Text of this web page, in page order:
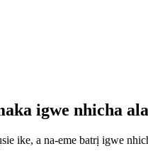
igwe nhicha ala
ike, a na-eme batrị igwe